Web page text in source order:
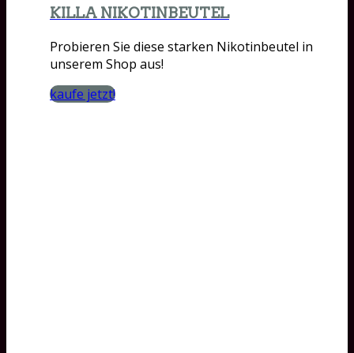
KILLA NIKOTINBEUTEL
Probieren Sie diese starken Nikotinbeutel in
unserem Shop aus!
kaufe jetzt!